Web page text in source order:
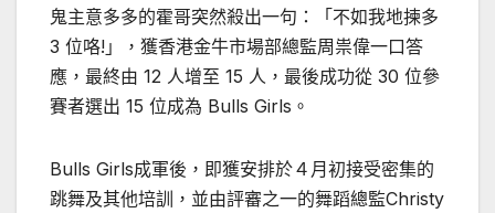
鬼主意多多的霍哥突然殺出一句：「不如我地揀多
3 位咯!」，獲香港金牛市場部總監周祟偉一口答
應，最終由 12 人增至 15 人，最後成功從 30 位參
賽者選出 15 位成為 Bulls Girls。
Bulls Girls成軍後，即獲安排於４月初接受密集的
跳舞及其他培訓，並由評審之一的舞蹈總監Christy